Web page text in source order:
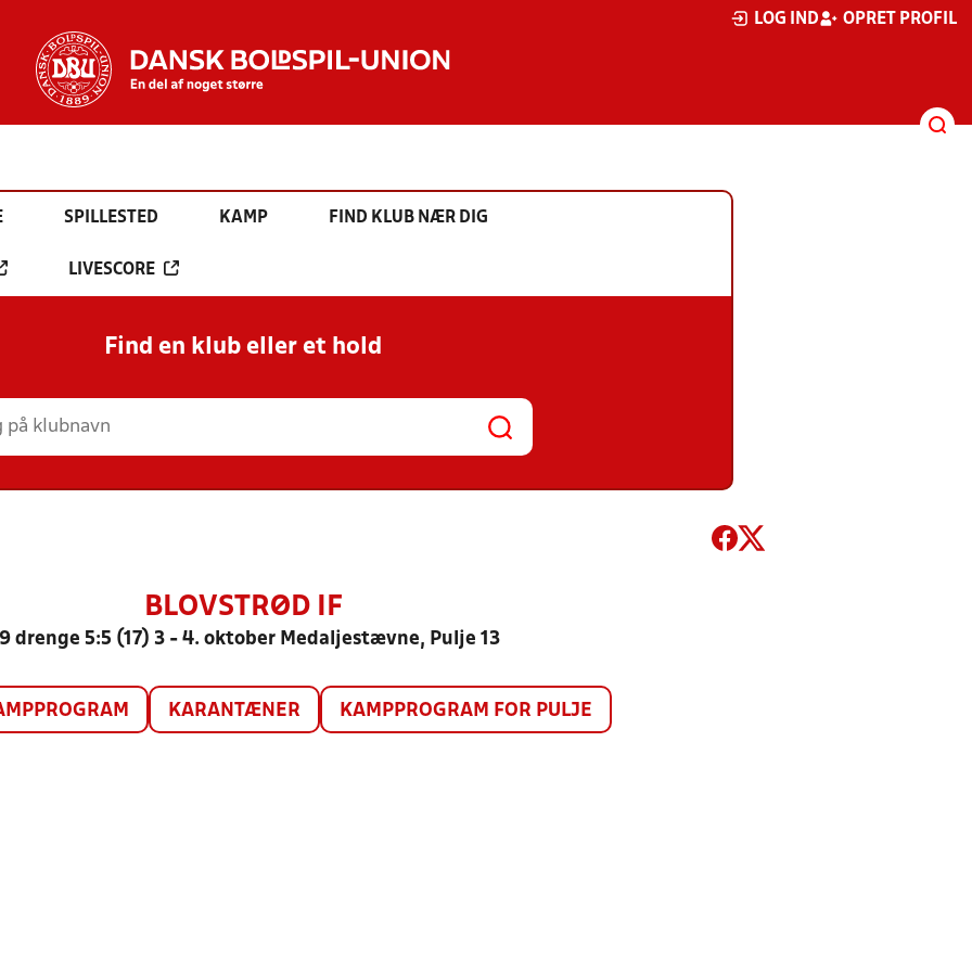
LOG IND OPRET PROFIL
SPILLESTED KAMP FIND KLUB NÆR DIG
LIVESCORE
Find en klub eller et hold
BLOVSTRØD IF
drenge 5:5 (17) 3 - 4. oktober Medaljestævne, Pulje 13
KARANTÆNER KAMPPROGRAM FOR PULJE